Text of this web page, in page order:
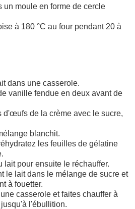
un moule en forme de cercle
à 180 °C au four pendant 20 à
dans une casserole.
vanille fendue en deux avant de
d'œufs de la crème avec le sucre,
blanchit.
les feuilles de gélatine
lait pour ensuite le réchauffer.
le lait dans le mélange de sucre et
à fouetter.
casserole et faites chauffer à
l'ébullition.